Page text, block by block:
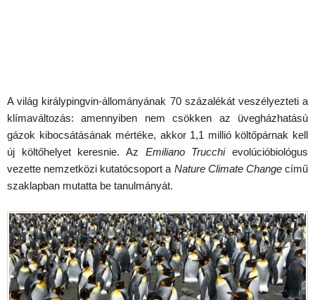
A világ királypingvin-állományának 70 százalékát veszélyezteti a
klímaváltozás: amennyiben nem csökken az üvegházhatású
gázok kibocsátásának mértéke, akkor 1,1 millió költőpárnak kell
új költőhelyet keresnie. Az Emiliano Trucchievolúcióbiológus
vezette nemzetközi kutatócsoport a Nature Climate Changecímű
szaklapban mutatta be tanulmányát.